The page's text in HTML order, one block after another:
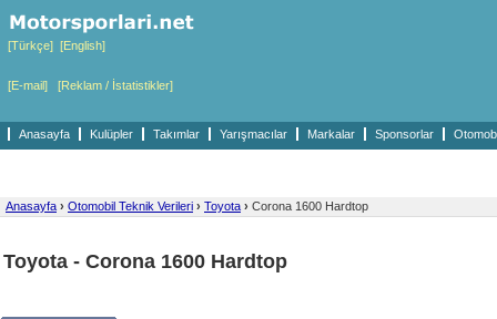
[Türkçe] [English]
[E-mail] [Reklam / İstatistikler]
Anasayfa Kulüpler Takımlar Yarışmacılar Markalar Sponsorlar
Anasayfa › Otomobil Teknik Verileri › Toyota › Corona 1600 Hardtop
Toyota - Corona 1600 Hardtop